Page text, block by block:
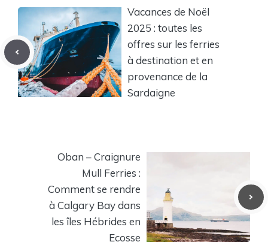
Vacances de Noël
2025 : toutes les
offres sur les ferries
à destination et en
provenance de la
Sardaigne
Oban – Craignure
Mull Ferries :
Comment se rendre
à Calgary Bay dans
les îles Hébrides en
Ecosse